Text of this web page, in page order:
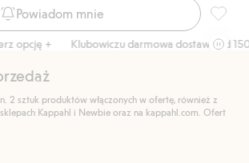
Powiadom mnie
opcję + Klubowiczu darmowa dostawa od 150
2 sztuk produktów włączonych w ofertę, również z
Kappahl i Newbie oraz na kappahl.com. Ofert